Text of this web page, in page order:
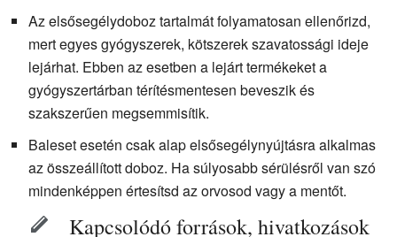
Az elsősegélydoboz tartalmát folyamatosan ellenőrizd,
mert egyes gyógyszerek, kötszerek szavatossági ideje
lejárhat. Ebben az esetben a lejárt termékeket a
gyógyszertárban térítésmentesen beveszik és
szakszerűen megsemmisítik.
Baleset esetén csak alap elsősegélynyújtásra alkalmas
az összeállított doboz. Ha súlyosabb sérülésről van szó
mindenképpen értesítsd az orvosod vagy a mentőt.
Kapcsolódó források, hivatkozások